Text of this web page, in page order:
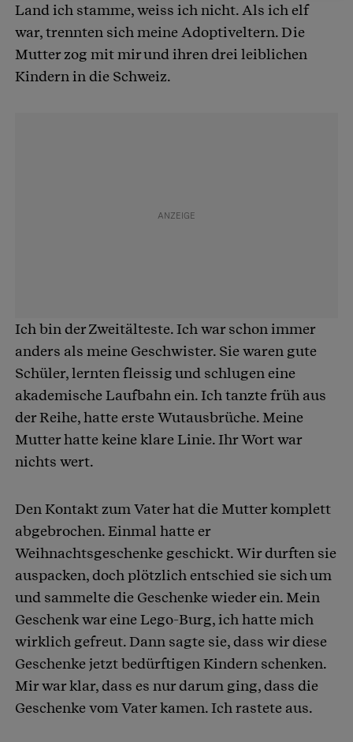
Land ich stamme, weiss ich nicht. Als ich elf
war, trennten sich meine Adoptiveltern. Die
Mutter zog mit mir und ihren drei leiblichen
Kindern in die Schweiz.
Ich bin der Zweitälteste. Ich war schon immer
anders als meine Geschwister. Sie waren gute
Schüler, lernten fleissig und schlugen eine
akademische Laufbahn ein. Ich tanzte früh aus
der Reihe, hatte erste Wutausbrüche. Meine
Mutter hatte keine klare Linie. Ihr Wort war
nichts wert.
Den Kontakt zum Vater hat die Mutter komplett
abgebrochen. Einmal hatte er
Weihnachtsgeschenke geschickt. Wir durften sie
auspacken, doch plötzlich entschied sie sich um
und sammelte die Geschenke wieder ein. Mein
Geschenk war eine Lego-Burg, ich hatte mich
wirklich gefreut. Dann sagte sie, dass wir diese
Geschenke jetzt bedürftigen Kindern schenken.
Mir war klar, dass es nur darum ging, dass die
Geschenke vom Vater kamen. Ich rastete aus.